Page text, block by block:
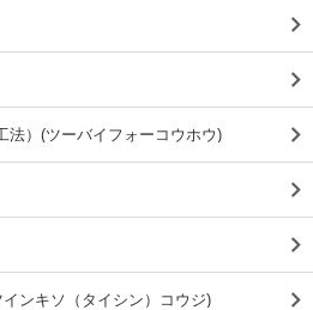
法）(ツーバイフォーコウホウ)
ンキソ（タイシン）コウジ)